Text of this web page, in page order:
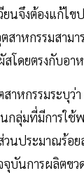
นจึงต้องแก้ไข
าหกรรมสามา
ดยตรงกับอาห
าหกรรมระบุว่
กลุ่มที่มีการใช้
นประมาณร้อย
จุบันการผลิตข